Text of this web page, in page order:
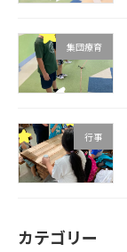
集団療育
行事
カテゴリー